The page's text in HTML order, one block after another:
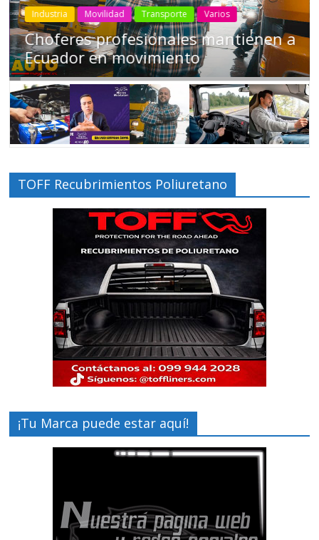
Industria Movilidad Transporte Varios
Choferes profesionales mantienen a
Ecuador en movimiento
TOFF Recubrimientos Poliuretano
¡Tu Marca puede estar aquí!